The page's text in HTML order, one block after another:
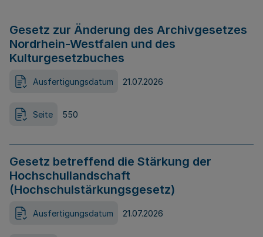
Gesetz zur Änderung des Archivgesetzes
Nordrhein-Westfalen und des
Kulturgesetzbuches
Ausfertigungsdatum 21.07.2026
Seite 550
Gesetz betreffend die Stärkung der
Hochschullandschaft
(Hochschulstärkungsgesetz)
Ausfertigungsdatum 21.07.2026